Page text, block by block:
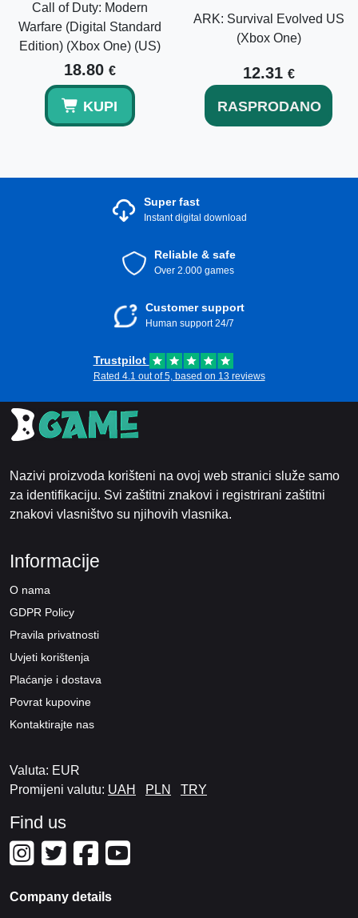
Call of Duty: Modern
Warfare (Digital Standard
Edition) (Xbox One) (US)
18.80 €
KUPI
ARK: Survival Evolved US
(Xbox One)
12.31 €
RASPRODANO
Super fast
Instant digital download
Reliable & safe
Over 2.000 games
Customer support
Human support 24/7
Trustpilot
Rated 4.1 out of 5, based on 13 reviews
Nazivi proizvoda korišteni na ovoj web stranici služe samo
za identifikaciju. Svi zaštitni znakovi i registrirani zaštitni
znakovi vlasništvo su njihovih vlasnika.
Informacije
O nama
GDPR Policy
Pravila privatnosti
Uvjeti korištenja
Plaćanje i dostava
Povrat kupovine
Kontaktirajte nas
Valuta: EUR
Promijeni valutu: UAH PLN TRY
Find us
Company details